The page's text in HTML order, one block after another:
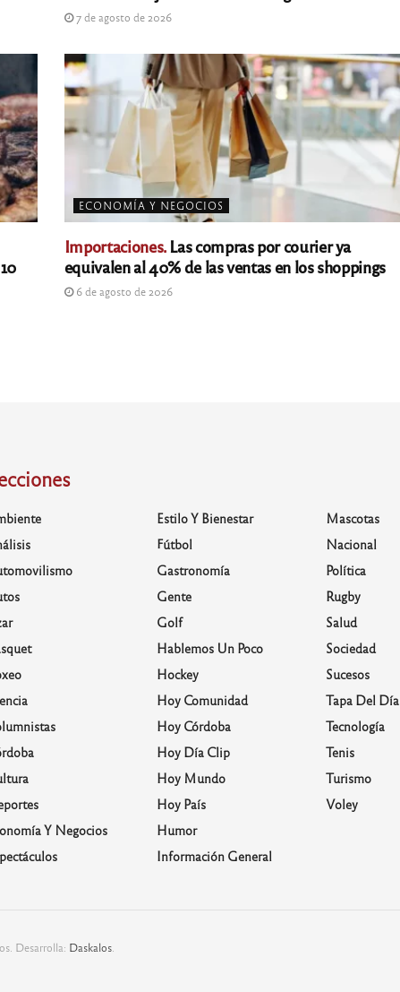
7 de agosto de 2026
ECONOMÍA Y NEGOCIOS
Importaciones.Las compras por courier ya
equivalen al 40% de las ventas en los shoppings
6 de agosto de 2026
Y Negocios
Estilo Y Bienestar
Fútbol
Gastronomía
Gente
Golf
Hablemos Un Poco
Hockey
Hoy Comunidad
Hoy Córdoba
Hoy Día Clip
Hoy Mundo
Hoy País
Humor
Información General
Mascotas
Nacional
Política
Rugby
Salud
Sociedad
Sucesos
Tapa Del Día
Tecnología
Tenis
Turismo
Voley
Desarrolla: Daskalos.